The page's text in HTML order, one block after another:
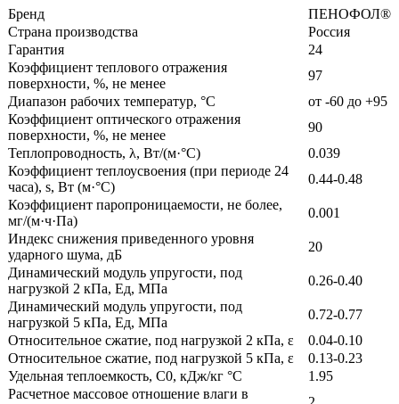
Бренд
ПЕНОФОЛ®
Страна производства
Россия
Гарантия
24
Коэффициент теплового отражения
поверхности, %, не менее
97
Диапазон рабочих температур, °C
от -60 до +95
Коэффициент оптического отражения
поверхности, %, не менее
90
Теплопроводность, λ, Вт/(м·°C)
0.039
Коэффициент теплоусвоения (при периоде 24
часа), s, Вт (м·°C)
0.44-0.48
Коэффициент паропроницаемости, не более,
мг/(м·ч·Па)
0.001
Индекс снижения приведенного уровня
ударного шума, дБ
20
Динамический модуль упругости, под
нагрузкой 2 кПа, Ед, МПа
0.26-0.40
Динамический модуль упругости, под
нагрузкой 5 кПа, Ед, МПа
0.72-0.77
Относительное сжатие, под нагрузкой 2 кПа, ε
0.04-0.10
Относительное сжатие, под нагрузкой 5 кПа, ε
0.13-0.23
Удельная теплоемкость, C0, кДж/кг °C
1.95
Расчетное массовое отношение влаги в